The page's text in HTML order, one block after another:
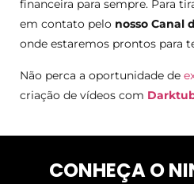
financeira para sempre. Para
em contato pelo nosso Canal
onde estaremos prontos para
Não perca a oportunidade de
criação de vídeos com
CONHEÇA O